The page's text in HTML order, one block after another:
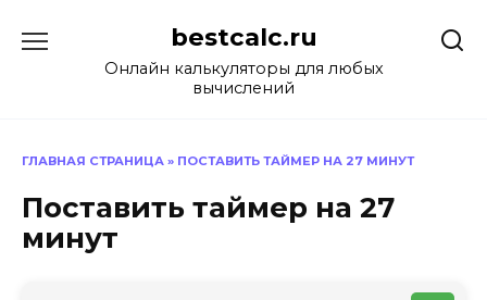
содержанию
bestcalc.ru
Онлайн калькуляторы для любых
вычислений
ГЛАВНАЯ СТРАНИЦА » ПОСТАВИТЬ ТАЙМЕР НА 27 МИНУТ
Поставить таймер на 27
минут